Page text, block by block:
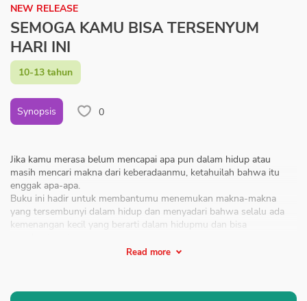
NEW RELEASE
SEMOGA KAMU BISA TERSENYUM
HARI INI
10-13 tahun
Synopsis 0
Jika kamu merasa belum mencapai apa pun dalam hidup atau
masih mencari makna dari keberadaanmu, ketahuilah bahwa itu
enggak apa-apa.
Buku ini hadir untuk membantumu menemukan makna-makna
yang tersembunyi dalam hidup dan menyadari bahwa selalu ada
kemenangan kecil yang berarti dalam hidupmu dan bisa
Kadang-kadang, kita enggak perlu terburu-buru untuk mengejar
pencapaian terbesar kita adalah hidup itu sendiri dan bagaimana
Read more